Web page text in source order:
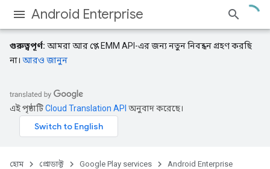
Android Enterprise
গুরুত্বপূর্ণ: আমরা আর প্লে EMM API-এর জন্য নতুন নিবন্ধন গ্রহণ করছি
না। আরও জানুন
এই পৃষ্ঠাটিCloud Translation API অনুবাদ করেছে।
হোম প্রোডাক্ট Google Play services
Android Enterprise